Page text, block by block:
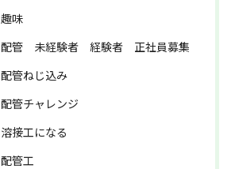
趣味
配管 未経験者 経験者 正社員募集
配管ねじ込み
配管チャレンジ
溶接工になる
配管工